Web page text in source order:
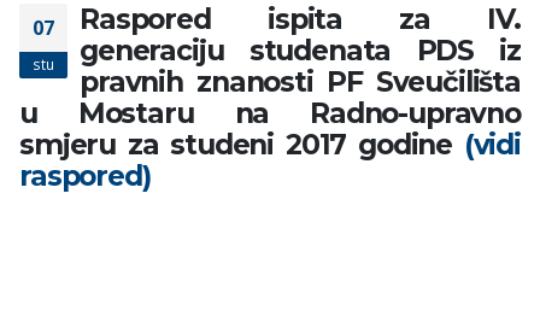
07
stu
Raspored ispita za IV.
generaciju studenata PDS iz
pravnih znanosti PF Sveučilišta
u Mostaru na Radno-upravno
smjeru za studeni 2017 godine (vidi
raspored)